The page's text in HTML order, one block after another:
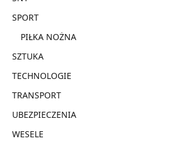
SPORT
PIŁKA NOŻNA
SZTUKA
TECHNOLOGIE
TRANSPORT
UBEZPIECZENIA
WESELE